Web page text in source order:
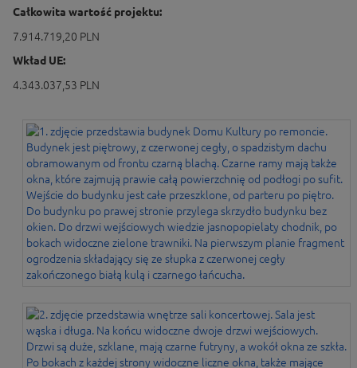
Całkowita wartość projektu:
7.914.719,20 PLN
Wkład UE:
4.343.037,53 PLN